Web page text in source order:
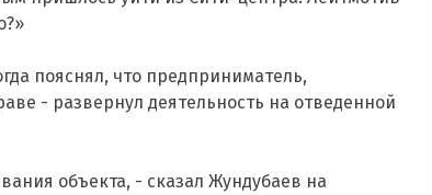
пояснял, что предприниматель,
- развернул деятельность на отведенной
объекта, - сказал Жундубаев на